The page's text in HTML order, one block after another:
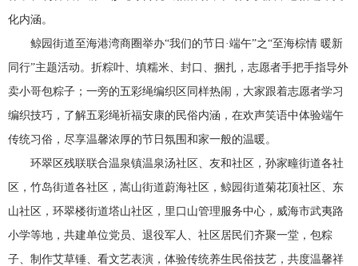
化内涵。
鲸园街道至海港湾商圈举办“我们的节日·端午”之“至海棕情 暖新
同行”主题活动。折粽叶、填糯米、封口、捆扎，志愿者手把手指导外
卖小哥包粽子；一旁的五彩绳编织区同样热闹，大家跟着志愿者学习
编织技巧，了解五彩绳祈福安康的民俗内涵，在欢声笑语中体验端午
传统习俗，尽享温馨浓厚的节日氛围和家一般的温暖。
环翠区残联联合温泉镇温泉汤社区、友和社区，孙家疃街道各社
区，竹岛街道各社区，嵩山街道蔚海社区，鲸园街道菊花顶社区、东
山社区，环翠楼街道塔山社区，里口山管理服务中心，威海市武夷路
小学等地，共建单位党员、退役军人、社区居民们齐聚一堂，包粽
子、制作艾草锤、看文艺表演，体验传统养生民俗技艺，共度温馨祥